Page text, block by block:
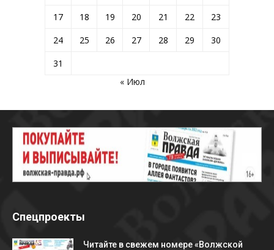
17
18 19 20 21 22
23
24
25 26 27 28 29
30
31
« Июл
Спецпроекты
Читайте в свежем номере «Волжской